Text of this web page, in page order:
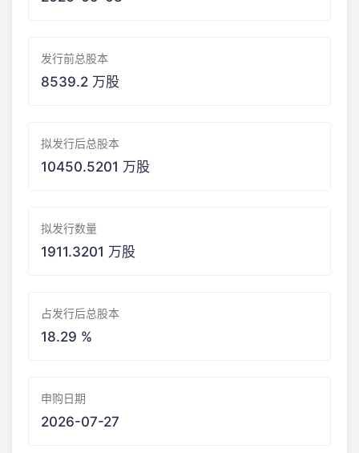
发行前总股本
8539.2 万股
拟发行后总股本
10450.5201 万股
拟发行数量
1911.3201 万股
占发行后总股本
18.29 %
申购日期
2026-07-27